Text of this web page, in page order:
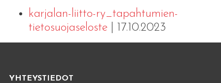
karjalan-liitto-ry_tapahtumien-
tietosuojaseloste| 17.10.2023
YHTEYSTIEDOT